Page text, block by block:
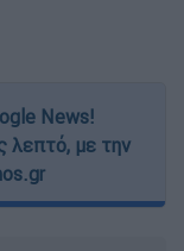
News!
λεπτό, με την